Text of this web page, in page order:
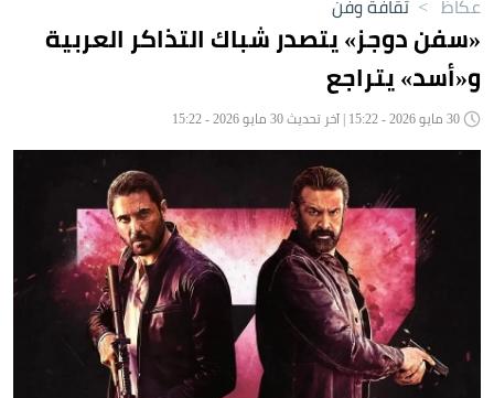
عكاظ > ثقافة وفن
«سفن دوجز» يتصدر شباك التذاكر العربية
و«أسد» يتراجع